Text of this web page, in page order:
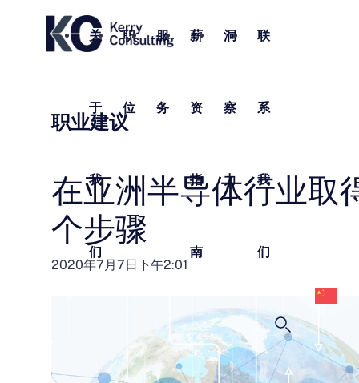
关
于
我
们
职
位
服
务
薪
资
指
南
洞
察
力
联
系
我
们
职业建议
在亚洲半导体行业取
个步骤
2020年7月7日下午2:01